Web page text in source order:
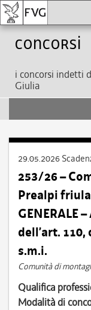
Concorsi
i concorsi indetti
Giulia
29.05.2026
253/26 –
Prealpi
GENERALE
dell’art. 110,
s.m.i.
Comunità di
Qualifica
Modalità di